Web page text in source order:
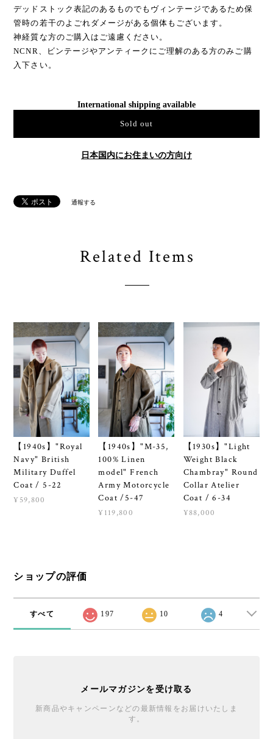
デッドストック表記のあるものでもヴィンテージであるため保
管時の若干のよごれダメージがある個体もございます。
神経質な方のご購入はご遠慮ください。
NCNR、ビンテージやアンティークにご理解のある方のみご購
入下さい。
International shipping available
Sold out
日本国内にお住まいの方向け
通報する
Related Items
【1940s】"Royal
Navy" British
Military Duffel
Coat / 5-22
¥59,800
【1940s】"M-35,
100% Linen
model" French
Army Motorcycle
Coat /5-47
¥119,800
【1930s】"Light
Weight Black
Chambray" Round
Collar Atelier
Coat / 6-34
¥88,000
ショップの評価
すべて 197 10 4
メールマガジンを受け取る
新商品やキャンペーンなどの最新情報をお届けいたしま
す。